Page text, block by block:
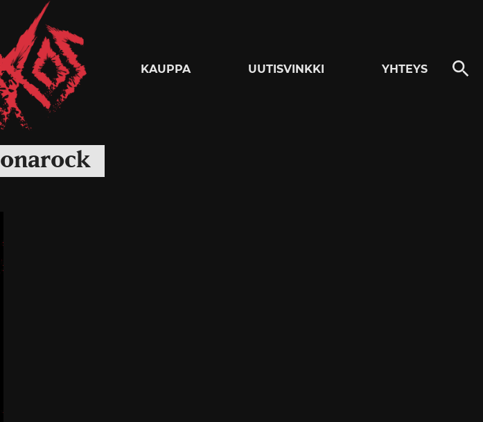
KAUPPA UUTISVINKKI YHTEYS